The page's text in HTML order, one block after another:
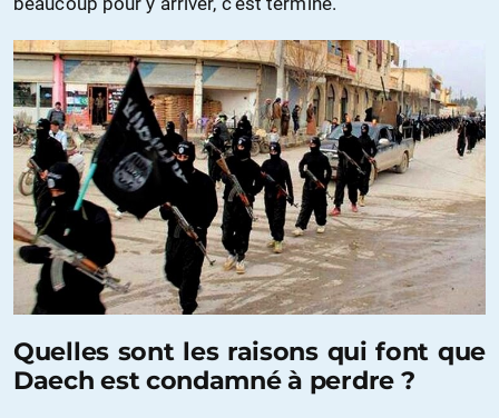
Quelles sont les raisons qui font que
Daech est condamné à perdre ?